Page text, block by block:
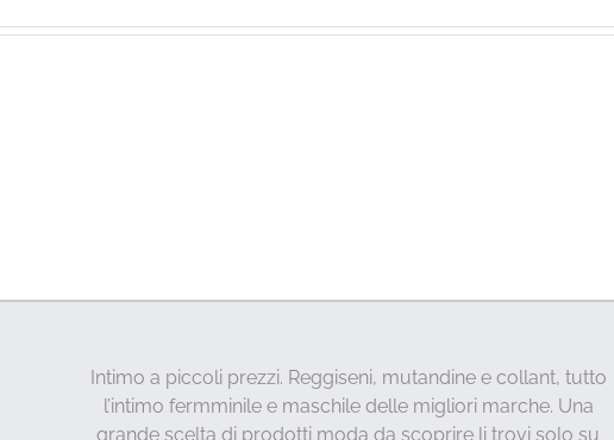
Intimo a piccoli prezzi. Reggiseni, mutandine e collant, tutto
l’intimo fermminile e maschile delle migliori marche. Una
grande scelta di prodotti moda da scoprire li trovi solo su